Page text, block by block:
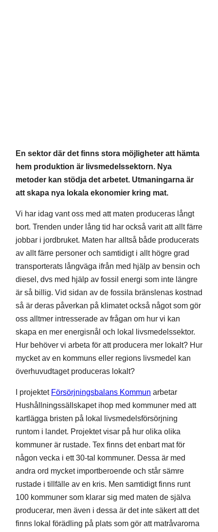
En sektor där det finns stora möjligheter att hämta
hem produktion är livsmedelssektorn. Nya
metoder kan stödja det arbetet. Utmaningarna är
att skapa nya lokala ekonomier kring mat.
Vi har idag vant oss med att maten produceras långt
bort. Trenden under lång tid har också varit att allt färre
jobbar i jordbruket. Maten har alltså både producerats
av allt färre personer och samtidigt i allt högre grad
transporterats långväga ifrån med hjälp av bensin och
diesel, dvs med hjälp av fossil energi som inte längre
är så billig. Vid sidan av de fossila bränslenas kostnad
så är deras påverkan på klimatet också något som gör
oss alltmer intresserade av frågan om hur vi kan
skapa en mer energisnål och lokal livsmedelssektor.
Hur behöver vi arbeta för att producera mer lokalt? Hur
mycket av en kommuns eller regions livsmedel kan
överhuvudtaget produceras lokalt?
I projektet Försörjningsbalans Kommun arbetar
Hushållningssällskapet ihop med kommuner med att
kartlägga bristen på lokal livsmedelsförsörjning
runtom i landet. Projektet visar på hur olika olika
kommuner är rustade. Tex finns det enbart mat för
någon vecka i ett 30-tal kommuner. Dessa är med
andra ord mycket importberoende och står sämre
rustade i tillfälle av en kris. Men samtidigt finns runt
100 kommuner som klarar sig med maten de själva
producerar, men även i dessa är det inte säkert att det
finns lokal förädling på plats som gör att matråvarorna